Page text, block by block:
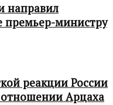
направил
премьер-министру
реакции России
Арцаха